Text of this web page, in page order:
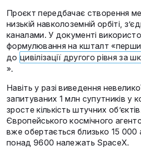
Проєкт передбачає створення
низькій навколоземній орбіті,
каналами. У документі
формулювання на кшталт
до цивілізації другого рівня
».
Навіть у разі виведення
запитуваних 1 млн супутників у
зросте кількість штучних
Європейського космічного
вже обертається близько 15 000
понад 9600 належать SpaceX.